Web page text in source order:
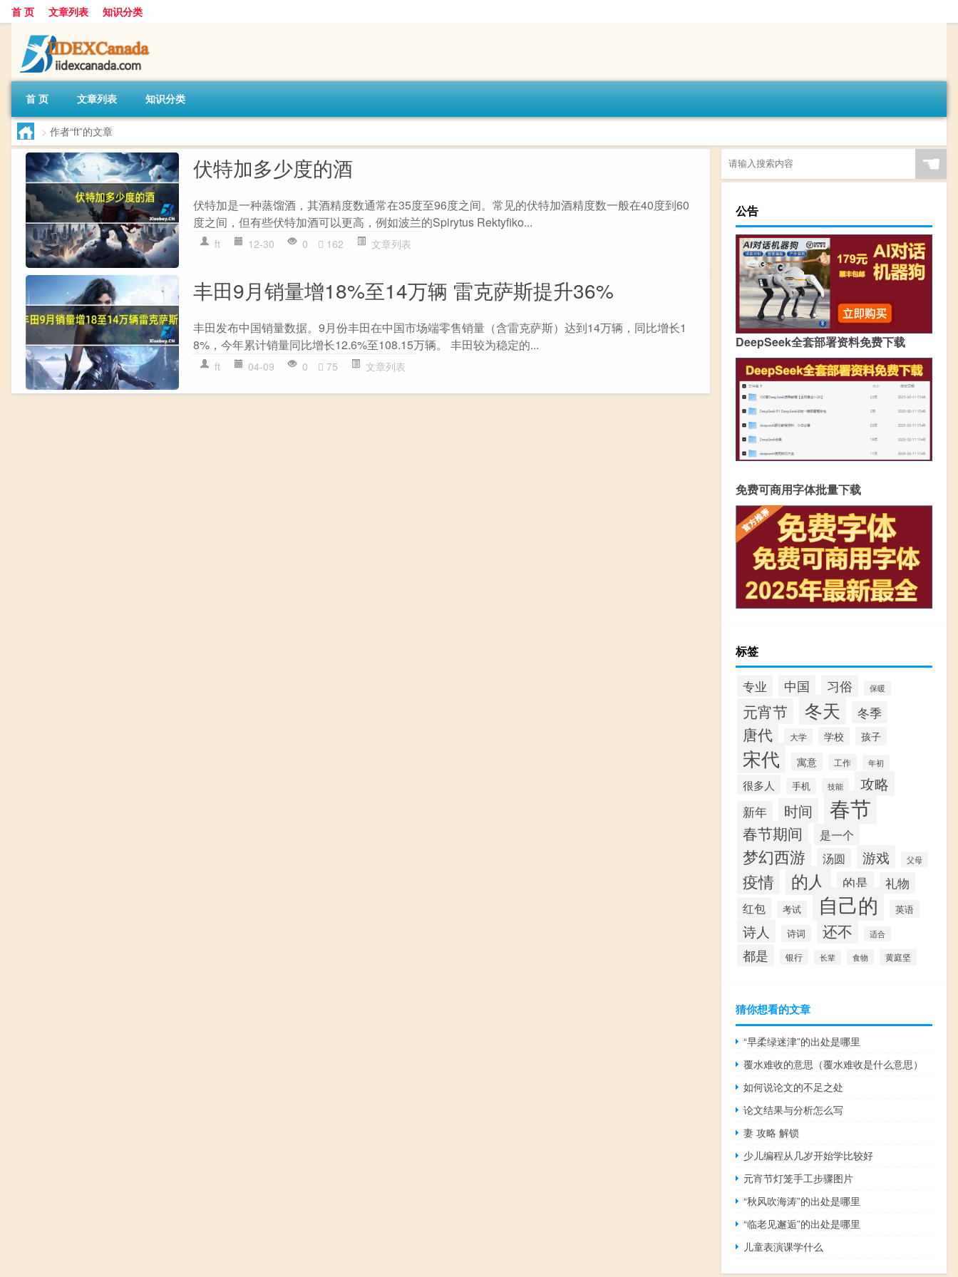
首 页 文章列表 知识分类
首 页 文章列表 知识分类
> 作者“ft”的文章
伏特加多少度的酒
伏特加是一种蒸馏酒，其酒精度数通常在35度至96度之间。常见的伏特加酒精度数一般在40度到60
度之间，但有些伏特加酒可以更高，例如波兰的Spirytus Rektyfiko...
ft 12-30 0 162 文章列表
丰田9月销量增18%至14万辆 雷克萨斯提升36%
丰田发布中国销量数据。9月份丰田在中国市场端零售销量（含雷克萨斯）达到14万辆，同比增长1
8%，今年累计销量同比增长12.6%至108.15万辆。 丰田较为稳定的...
ft 04-09 0 75 文章列表
☚
公告
DeepSeek全套部署资料免费下载
免费可商用字体批量下载
标签
专业 中国 习俗 保暖
元宵节 冬天 冬季
唐代 大学 学校 孩子
宋代 寓意 工作 年初
很多人 手机 技能 攻略
新年 时间 春节
春节期间 是一个
梦幻西游 汤圆 游戏 父母
疫情 的人 的是
礼物
红包
考试 自己的 英语
诗人 诗词 还不 适合
都是 银行 长辈 食物 黄庭坚
猜你想看的文章
“早柔绿迷津”的出处是哪里
覆水难收的意思（覆水难收是什么意思）
如何说论文的不足之处
论文结果与分析怎么写
妻 攻略 解锁
少儿编程从几岁开始学比较好
元宵节灯笼手工步骤图片
“秋风吹海涛”的出处是哪里
“临老见邂逅”的出处是哪里
儿童表演课学什么